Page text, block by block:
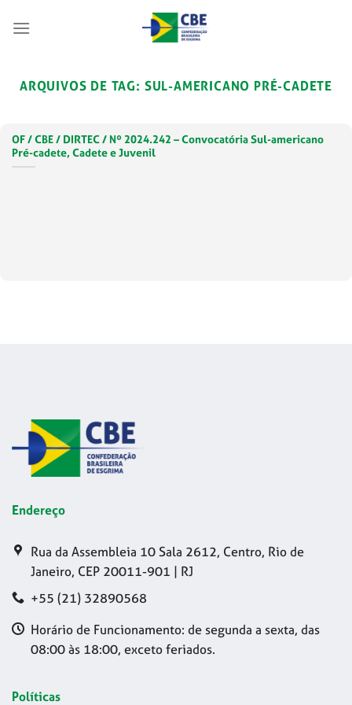
ARQUIVOS DE TAG: SUL-AMERICANO PRÉ-CADETE
OF / CBE / DIRTEC / Nº 2024.242 – Convocatória Sul-americano
Pré-cadete, Cadete e Juvenil
Endereço
Rua da Assembleia 10 Sala 2612, Centro, Rio de
Janeiro, CEP 20011-901 | RJ
+55 (21) 32890568
Horário de Funcionamento: de segunda a sexta, das
08:00 às 18:00, exceto feriados.
Políticas